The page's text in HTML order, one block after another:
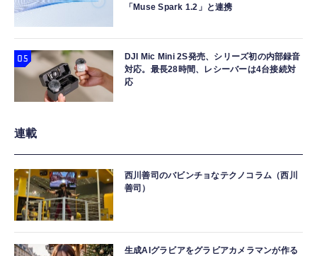
「Muse Spark 1.2」と連携
DJI Mic Mini 2S発売、シリーズ初の内部録音
対応。最長28時間、レシーバーは4台接続対
応
連載
西川善司のバビンチョなテクノコラム（西川
善司）
生成AIグラビアをグラビアカメラマンが作る